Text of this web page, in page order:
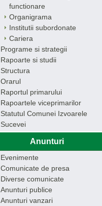
functionare
Organigrama
Institutii subordonate
Cariera
Programe si strategii
Rapoarte si studii
Structura
Orarul
Raportul primarului
Rapoartele viceprimarilor
Statutul Comunei Izvoarele
Sucevei
Anunturi
Evenimente
Comunicate de presa
Diverse comunicate
Anunturi publice
Anunturi vanzari